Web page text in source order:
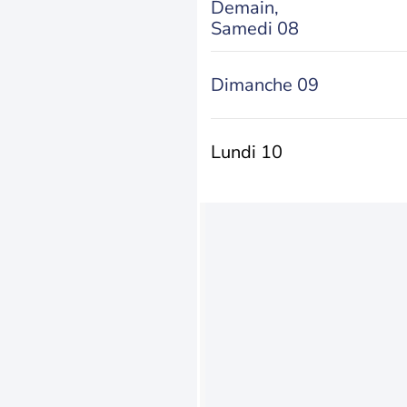
Demain,
Samedi 08
Dimanche 09
Lundi 10